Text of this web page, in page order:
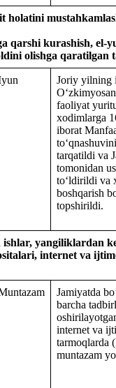
qarshi kurashish,
olishga qaratilgan
Joriy yilning
faoliyat
xodimlarga
iborat
tarqatildi va
tomonidan
to‘ldirildi va
boshqarish
topshirildi.
yangiliklardan
internet va
Jamiyatda
barcha
internet va
tarmoqlarda
muntazam